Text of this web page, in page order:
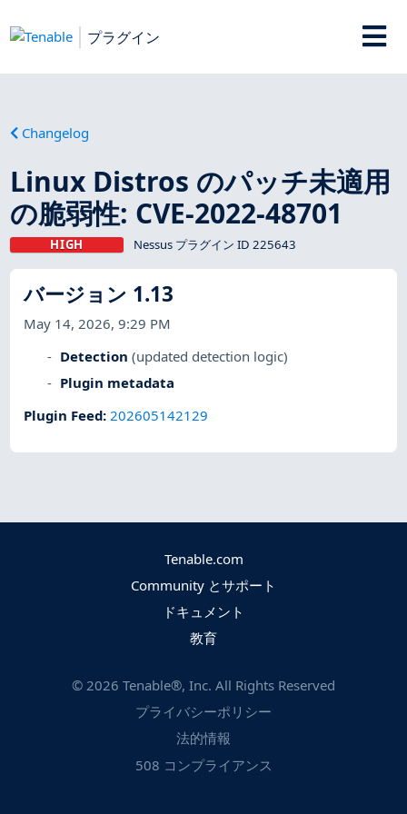
プラグイン
Changelog
Linux Distros のパッチ未適用
の脆弱性: CVE-2022-48701
HIGH Nessus プラグイン ID 225643
バージョン 1.13
May 14, 2026, 9:29 PM
Detection (updated detection logic)
Plugin metadata
Plugin Feed:202605142129
Tenable.com
Community とサポート
ドキュメント
教育
© 2026 Tenable®, Inc. All Rights Reserved
プライバシーポリシー
法的情報
508 コンプライアンス